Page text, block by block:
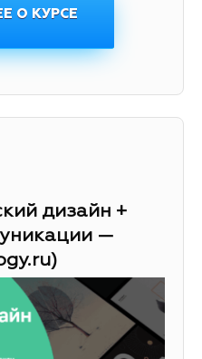
О КУРСЕ
дизайн +
—